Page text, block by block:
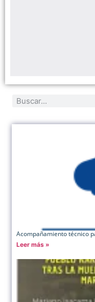
Acompañamiento técnico
Leer más »